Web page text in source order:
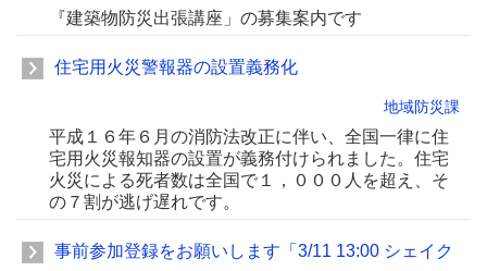
『建築物防災出張講座」の募集案内です
住宅用火災警報器の設置義務化
地域防災課
平成１６年６月の消防法改正に伴い、全国一律に住
宅用火災報知器の設置が義務付けられました。住宅
火災による死者数は全国で１，０００人を超え、そ
の７割が逃げ遅れです。
事前参加登録をお願いします「3/11 13:00 シェイク